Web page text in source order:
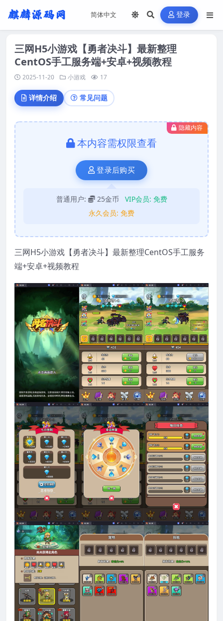
登录
三网H5小游戏【勇者决斗】最新整理
CentOS手工服务端+安卓+视频教程
2025-11-20 小游戏 17
详情介绍 常见问题
隐藏内容
本内容需权限查看
登录后购买
普通用户: 25金币 VIP会员: 免费
永久会员: 免费
三网H5小游戏【勇者决斗】最新整理CentOS手工服务
端+安卓+视频教程